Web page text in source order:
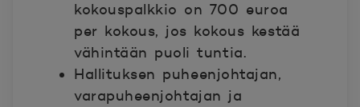
kokouspalkkio on 700 euroa
per kokous, jos kokous kestää
vähintään puoli tuntia.
Hallituksen puheenjohtajan,
varapuheenjohtajan ja